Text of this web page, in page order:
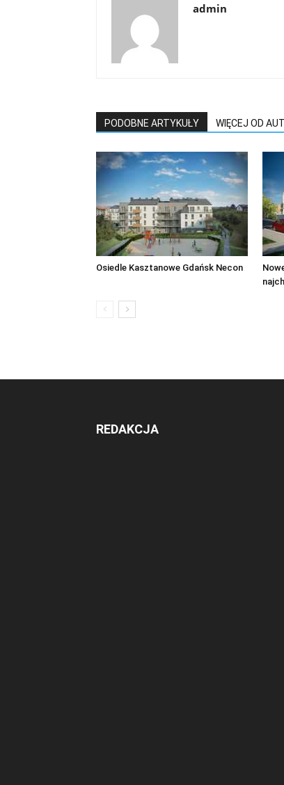
admin
PODOBNE ARTYKUŁY WIĘCEJ OD
Osiedle Kasztanowe Gdańsk Necon
REDAKCJA